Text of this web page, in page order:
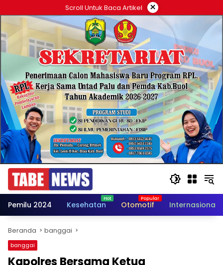
ke
konten
Scroll Untuk Baca Artikel ×
Pemilu 2024 Kesehatan Otomotif Internasional
Beranda banggai
banggai
Kapolres Bersama Ketua